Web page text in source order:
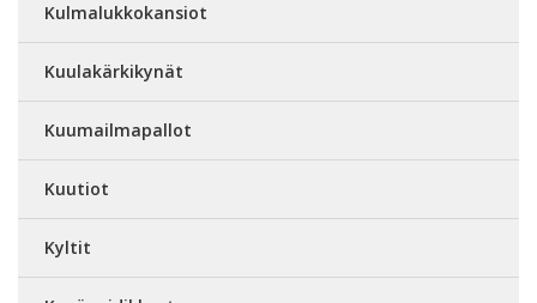
Kulmalukkokansiot
Kuulakärkikynät
Kuumailmapallot
Kuutiot
Kyltit